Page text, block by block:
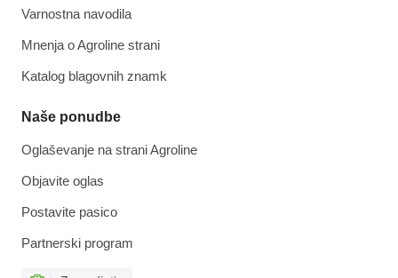
Varnostna navodila
Mnenja o Agroline strani
Katalog blagovnih znamk
Naše ponudbe
Oglaševanje na strani Agroline
Objavite oglas
Postavite pasico
Partnerski program